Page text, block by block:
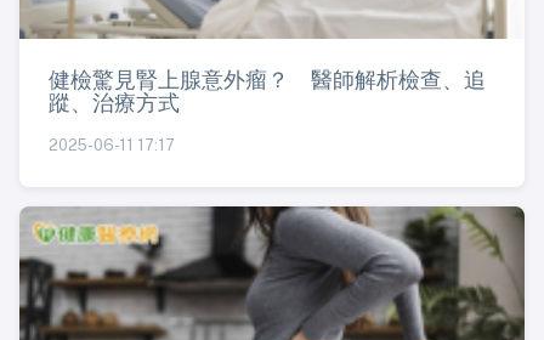
健檢驚見腎上腺意外瘤？ 醫師解析檢查、追
蹤、治療方式
2025-06-11 17:17